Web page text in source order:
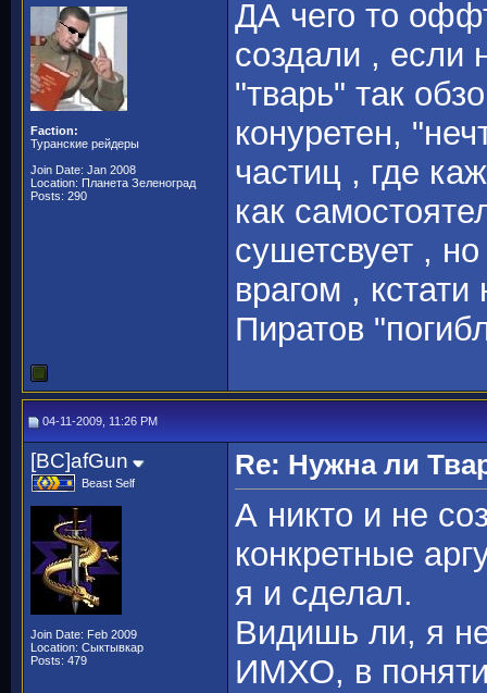
Faction:
Туранские рейдеры
Join Date: Jan 2008
Location: Планета Зеленоград
Posts: 290
ДА чего то
создали , если
"тварь" так
конуретен,
частиц , где
как
сушетсвует ,
врагом ,
Пиратов
04-11-2009, 11:26 PM
[BC]afGun
Beast Self
Join Date: Feb 2009
Location: Сыктывкар
Posts: 479
Re: Нужна ли
А никто и не
конкретные
я и сделал.
Видишь ли, я
ИМХО, в